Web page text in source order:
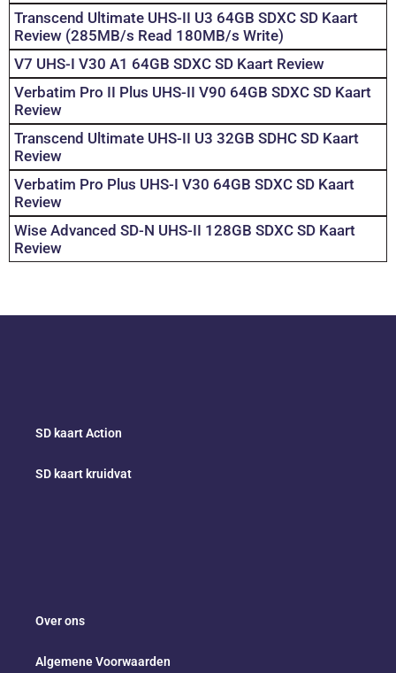
Transcend Ultimate UHS-II U3 64GB SDXC SD Kaart
Review (285MB/s Read 180MB/s Write)
V7 UHS-I V30 A1 64GB SDXC SD Kaart Review
Verbatim Pro II Plus UHS-II V90 64GB SDXC SD Kaart
Review
Transcend Ultimate UHS-II U3 32GB SDHC SD Kaart
Review
Verbatim Pro Plus UHS-I V30 64GB SDXC SD Kaart
Review
Wise Advanced SD-N UHS-II 128GB SDXC SD Kaart
Review
SD kaart Action
SD kaart kruidvat
Over ons
Algemene Voorwaarden